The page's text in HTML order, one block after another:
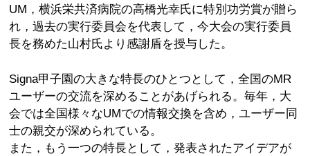
UM，横浜栄共済病院の高橋光幸氏に特別功労賞が贈ら
れ，過去の実行委員会を代表して，今大会の実行委員
長を務めた山村氏より感謝盾を授与した。
Signa甲子園の大きな特長のひとつとして，全国のMR
ユーザーの交流を深めることがあげられる。毎年，大
会では全国様々なUMでの情報交換を含め，ユーザー同
士の親交が深められている。
また，もう一つの特長として，発表されたアイデアが